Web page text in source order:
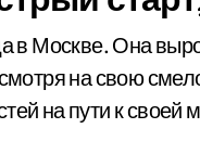
в Москве. Она
на свою
на пути к своей